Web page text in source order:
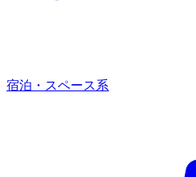
宿泊・スペース系